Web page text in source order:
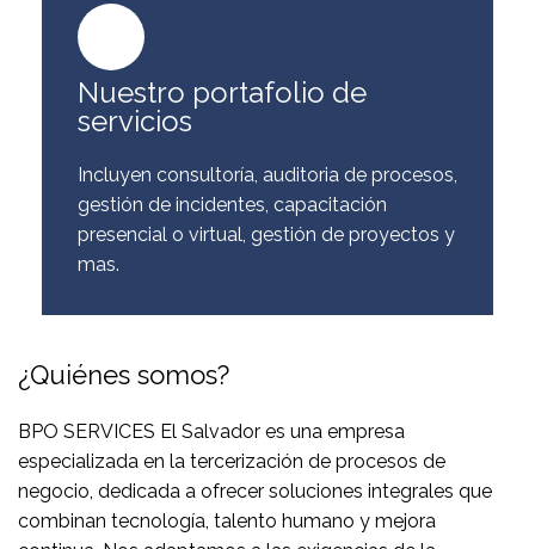
Nuestro portafolio de
servicios
Incluyen consultoría, auditoria de procesos,
gestión de incidentes, capacitación
presencial o virtual, gestión de proyectos y
mas.
¿Quiénes somos?
BPO SERVICES El Salvador es una empresa
especializada en la tercerización de procesos de
negocio, dedicada a ofrecer soluciones integrales que
combinan tecnología, talento humano y mejora